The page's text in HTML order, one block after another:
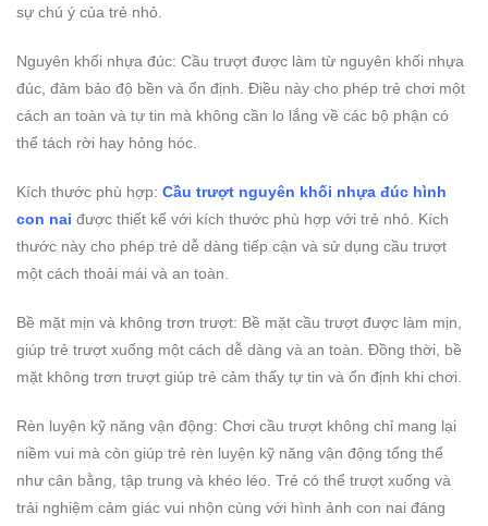
sự chú ý của trẻ nhỏ.
Nguyên khối nhựa đúc: Cầu trượt được làm từ nguyên khối nhựa
đúc, đảm bảo độ bền và ổn định. Điều này cho phép trẻ chơi một
cách an toàn và tự tin mà không cần lo lắng về các bộ phận có
thể tách rời hay hỏng hóc.
Kích thước phù hợp: Cầu trượt nguyên khối nhựa đúc hình
con nai được thiết kế với kích thước phù hợp với trẻ nhỏ. Kích
thước này cho phép trẻ dễ dàng tiếp cận và sử dụng cầu trượt
một cách thoải mái và an toàn.
Bề mặt mịn và không trơn trượt: Bề mặt cầu trượt được làm mịn,
giúp trẻ trượt xuống một cách dễ dàng và an toàn. Đồng thời, bề
mặt không trơn trượt giúp trẻ cảm thấy tự tin và ổn định khi chơi.
Rèn luyện kỹ năng vận động: Chơi cầu trượt không chỉ mang lại
niềm vui mà còn giúp trẻ rèn luyện kỹ năng vận động tổng thể
như cân bằng, tập trung và khéo léo. Trẻ có thể trượt xuống và
trải nghiệm cảm giác vui nhộn cùng với hình ảnh con nai đáng